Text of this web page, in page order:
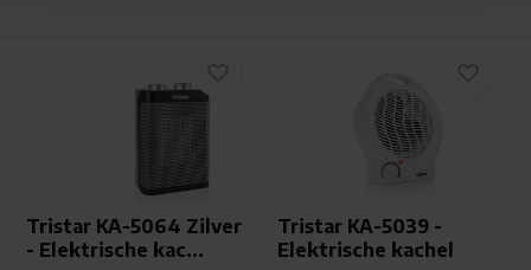
Tristar KA-5064 Zilver
- Elektrische kac...
Tristar KA-5039 -
Elektrische kachel